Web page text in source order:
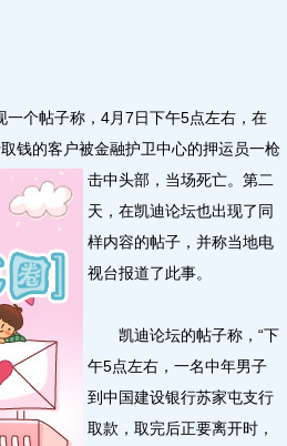
个帖子称，4月7日下午5点左右，在
钱的客户被金融护卫中心的押运员一枪
击中头部，当场死亡。 第二
天，在凯迪论坛也出现了同
样内容的帖子，并称当地电
视台报道了此事。
凯迪论坛的帖子称，“下
午5点左右，一名中年男子
到中国建设银行苏家屯支行
取款，取完后正要离开时，